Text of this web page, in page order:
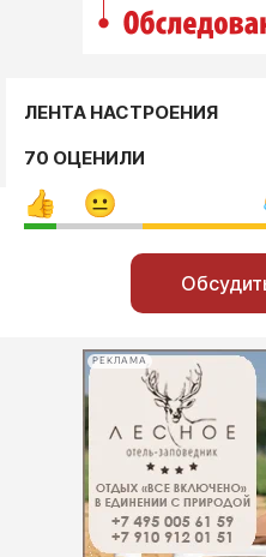
ЛЕНТА НАСТРОЕНИЯ
70 ОЦЕНИЛИ
РЕКЛАМА